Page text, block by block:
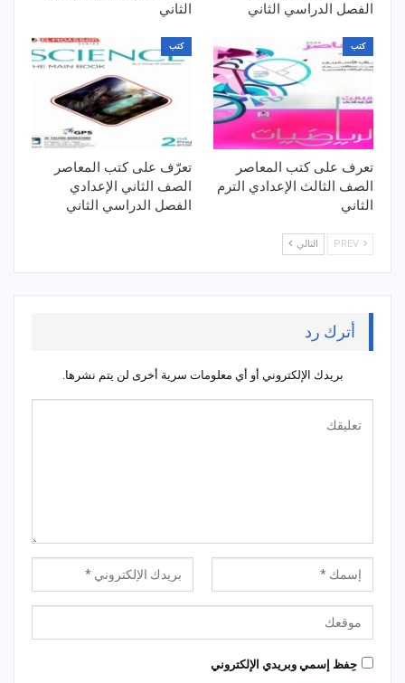
الفصل الدراسي الثاني
الثاني
كتب
تعرف على كتب المعاصر
الصف الثالث الإعدادي الترم
الثاني
كتب
تعرّف على كتب المعاصر
الصف الثاني الإعدادي
الفصل الدراسي الثاني
التالي
أترك رد
بريدك الإلكتروني أو أي معلومات سرية أخرى لن يتم نشرها.
حِفظ إسمي وبريدي الإلكتروني